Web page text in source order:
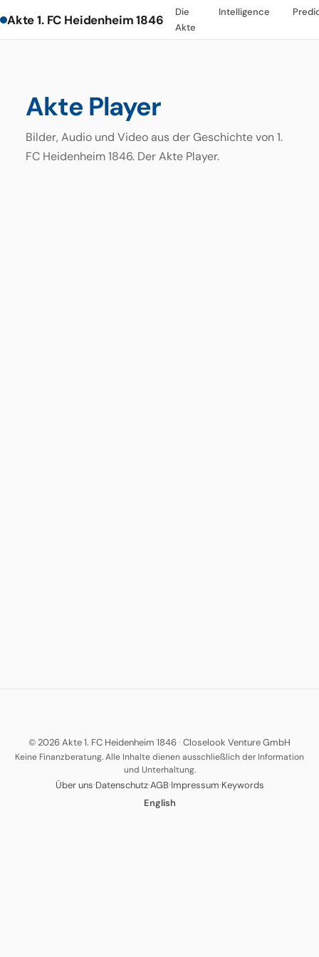
Akte 1. FC Heidenheim 1846
Die
Akte
Intelligence
Akte Player
Bilder, Audio und Video aus der Geschichte von 1.
FC Heidenheim 1846. Der Akte Player.
© 2026 Akte 1. FC Heidenheim 1846· Closelook Venture GmbH
Keine Finanzberatung. Alle Inhalte dienen ausschließlich der Information
und Unterhaltung.
Über uns·Datenschutz·AGB·Impressum·Keywords
English